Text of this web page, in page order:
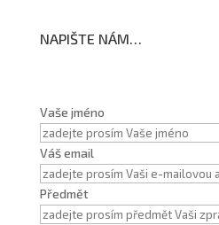
NAPIŠTE NÁM…
Vaše jméno
Váš email
Předmět